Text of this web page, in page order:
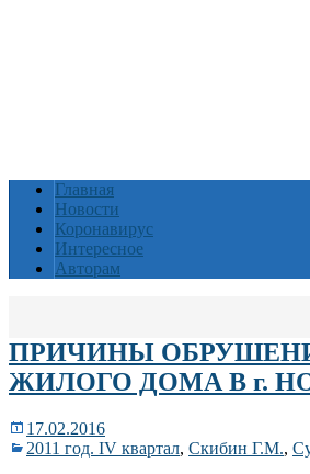
Главная
Новости
Коронавирус
Интересное
Авторам
ПРИЧИНЫ
ЖИЛОГО ДОМА В г.
17.02.2016
2011 год. IV квартал, Скибин Г.М.,